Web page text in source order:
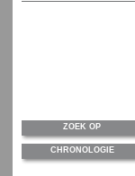
ZOEK OP
CHRONOLOGIE